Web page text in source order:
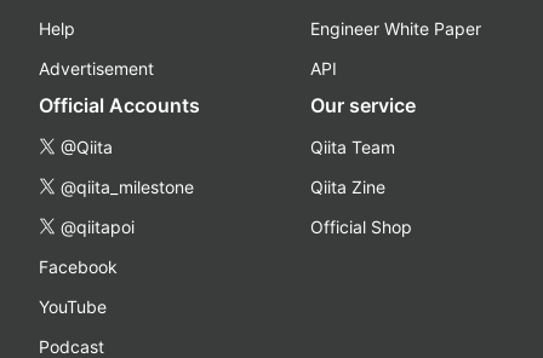
Help
Advertisement
Engineer White Paper
API
Official Accounts
@Qiita
@qiita_milestone
@qiitapoi
Facebook
YouTube
Podcast
Our service
Qiita Team
Qiita Zine
Official Shop